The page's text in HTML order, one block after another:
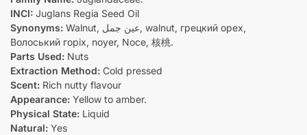
INCI: Juglans Regia Seed Oil
Synonyms: Walnut, عين جمل, walnut, грецкий орех,
Волоський горіх, noyer, Noce, 核桃.
Parts Used: Nuts
Extraction Method: Cold pressed
Scent: Rich nutty flavour
Appearance: Yellow to amber.
Physical State: Liquid
Natural: Yes